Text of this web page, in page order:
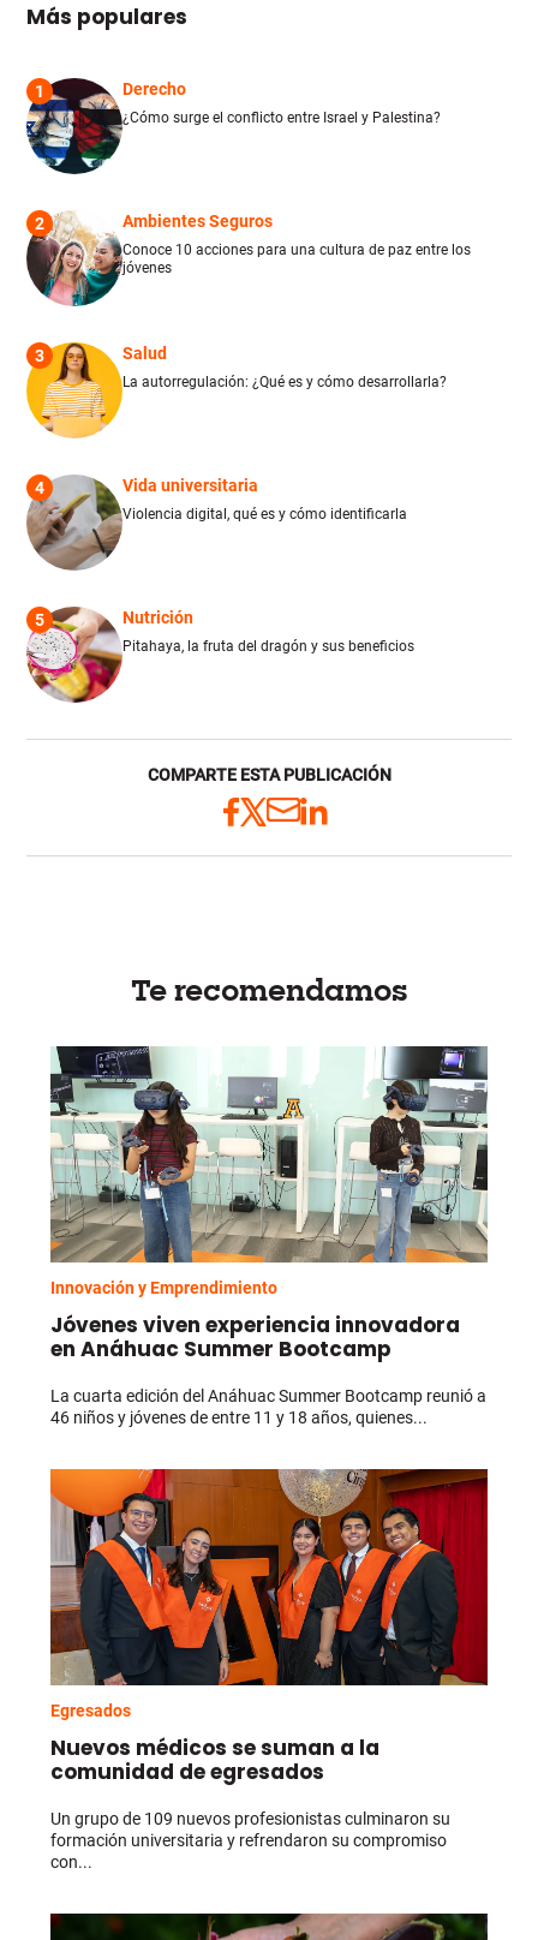
Más populares
1 Derecho
¿Cómo surge el conflicto entre Israel y Palestina?
2 Ambientes Seguros
Conoce 10 acciones para una cultura de paz entre los
jóvenes
3 Salud
La autorregulación: ¿Qué es y cómo desarrollarla?
4 Vida universitaria
Violencia digital, qué es y cómo identificarla
5 Nutrición
Pitahaya, la fruta del dragón y sus beneficios
COMPARTE ESTA PUBLICACIÓN
Te recomendamos
Innovación y Emprendimiento
Jóvenes viven experiencia innovadora
en Anáhuac Summer Bootcamp
La cuarta edición del Anáhuac Summer Bootcamp reunió a
46 niños y jóvenes de entre 11 y 18 años, quienes...
Egresados
Nuevos médicos se suman a la
comunidad de egresados
Un grupo de 109 nuevos profesionistas culminaron su
formación universitaria y refrendaron su compromiso
con...